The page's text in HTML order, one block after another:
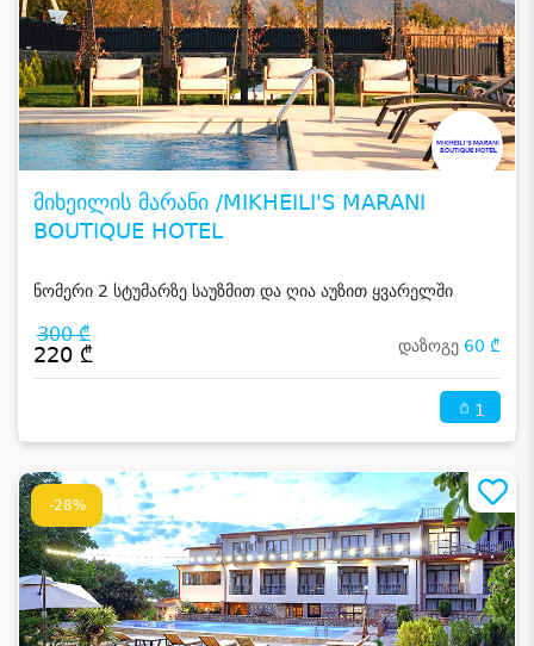
მიხეილის მარანი /MIKHEILI'S MARANI
BOUTIQUE HOTEL
ნომერი 2 სტუმარზე საუზმით და ღია აუზით ყვარელში
300 ₾
220 ₾ დაზოგე 60 ₾
1
-28%